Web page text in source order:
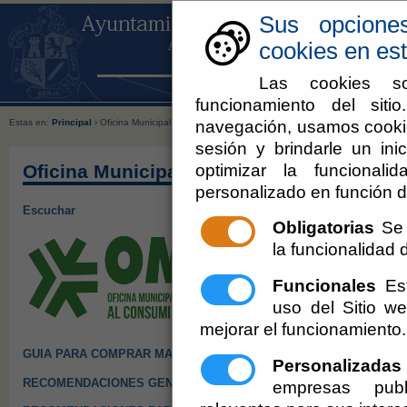
Sus
cookies en
Las cookies
funcionamiento del
navegación, usamos
sesión y brindarle un
optimizar la
personalizado en función
Obligatorias
la funcionalidad
Funcionales
uso del Sitio
mejorar el funcionamiento.
Personalizadas
empresas
Estas en: Principal › Oficina Municipal de Información al Consumidor de Berja
Oficina Municipal de Información al
Escuchar
GUIA PARA COMPRAR MASCARILLAS
RECOMENDACIONES GENERALES PARA LOS MODOS DE